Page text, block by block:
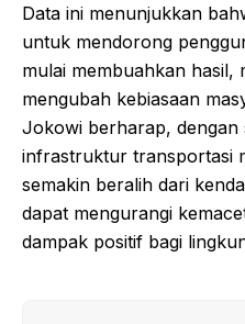
Data ini menunjukkan
untuk mendorong
mulai membuahkan hasil,
mengubah kebiasaan
Jokowi berharap, dengan
infrastruktur transportasi
semakin beralih dari
dapat mengurangi
dampak positif bagi